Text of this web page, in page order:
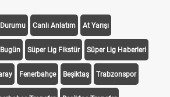
Canlı Anlatım At Yarışı
Süper Lig Fikstür Süper Lig Haberleri
Fenerbahçe Beşiktaş Trabzonspor